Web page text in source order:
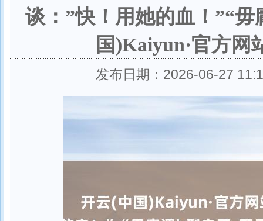
谈：”快！用她的血！”“
国)Kaiyun·官方网
发布日期：2026-06-27